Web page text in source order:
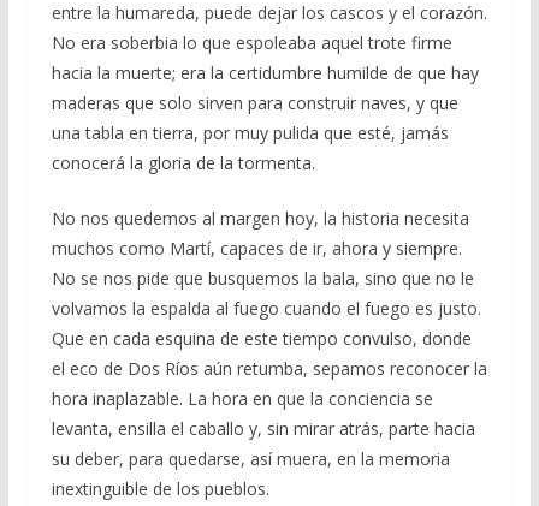
entre la humareda, puede dejar los cascos y el corazón.
No era soberbia lo que espoleaba aquel trote firme
hacia la muerte; era la certidumbre humilde de que hay
maderas que solo sirven para construir naves, y que
una tabla en tierra, por muy pulida que esté, jamás
conocerá la gloria de la tormenta.
No nos quedemos al margen hoy, la historia necesita
muchos como Martí, capaces de ir, ahora y siempre.
No se nos pide que busquemos la bala, sino que no le
volvamos la espalda al fuego cuando el fuego es justo.
Que en cada esquina de este tiempo convulso, donde
el eco de Dos Ríos aún retumba, sepamos reconocer la
hora inaplazable. La hora en que la conciencia se
levanta, ensilla el caballo y, sin mirar atrás, parte hacia
su deber, para quedarse, así muera, en la memoria
inextinguible de los pueblos.